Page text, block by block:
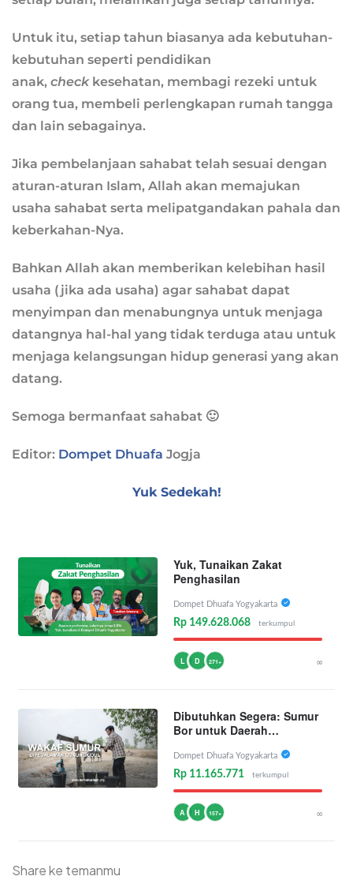
Untuk itu, setiap tahun biasanya ada kebutuhan-
kebutuhan seperti pendidikan
anak, checkkesehatan, membagi rezeki untuk
orang tua, membeli perlengkapan rumah tangga
dan lain sebagainya.
Jika pembelanjaan sahabat telah sesuai dengan
aturan-aturan Islam, Allah akan memajukan
usaha sahabat serta melipatgandakan pahala dan
keberkahan-Nya.
Bahkan Allah akan memberikan kelebihan hasil
usaha (jika ada usaha) agar sahabat dapat
menyimpan dan menabungnya untuk menjaga
datangnya hal-hal yang tidak terduga atau untuk
menjaga kelangsungan hidup generasi yang akan
datang.
Semoga bermanfaat sahabat 🙂
Editor: Dompet Dhuafa Jogja
Yuk Sedekah!
Yuk, Tunaikan Zakat
Penghasilan
Dompet Dhuafa Yogyakarta
Rp 149.628.068 terkumpul
L D 271+ ∞
Dibutuhkan Segera: Sumur
Bor untuk Daerah
Dompet Dhuafa Yogyakarta
Rp 11.165.771 terkumpul
A H 157+ ∞
Share ke temanmu